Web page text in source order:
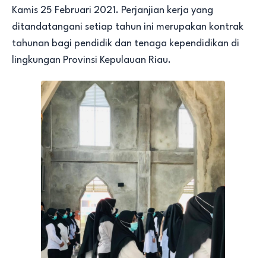
Kamis 25 Februari 2021. Perjanjian kerja yang
ditandatangani setiap tahun ini merupakan kontrak
tahunan bagi pendidik dan tenaga kependidikan di
lingkungan Provinsi Kepulauan Riau.